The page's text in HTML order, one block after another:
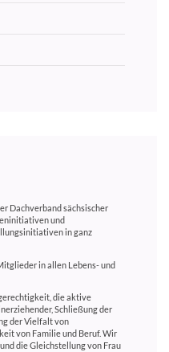
Dachverband sächsischer
und
in ganz
in allen Lebens- und
die aktive
Schließung der
der Vielfalt von
von Familie und Beruf. Wir
die Gleichstellung von Frau